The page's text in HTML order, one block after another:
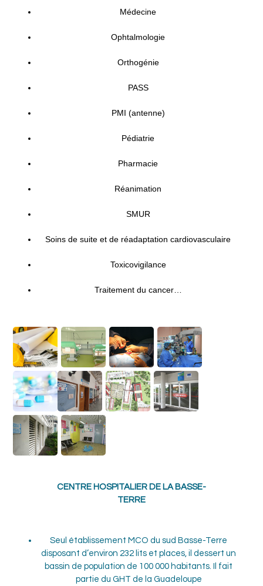
Médecine
Ophtalmologie
Orthogénie
PASS
PMI (antenne)
Pédiatrie
Pharmacie
Réanimation
SMUR
Soins de suite et de réadaptation cardiovasculaire
Toxicovigilance
Traitement du cancer…
CENTRE HOSPITALIER DE LA BASSE-
TERRE
Seul établissement MCO du sud Basse-Terre
disposant d’environ 232 lits et places, il dessert un
bassin de population de 100 000 habitants. Il fait
partie du GHT de la Guadeloupe